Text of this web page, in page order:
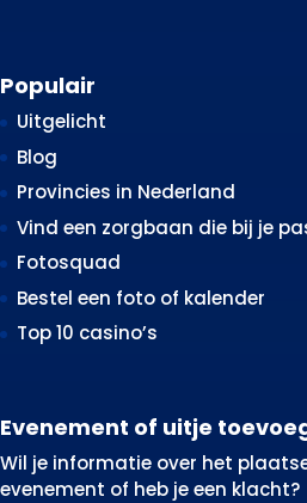
Populair
Uitgelicht
Blog
Provincies in Nederland
Vind een zorgbaan die bij je
Fotosquad
Bestel een foto of kalender
Top 10 casino’s
Evenement of uitje
Wil je informatie over het
evenement of heb je een klacht?